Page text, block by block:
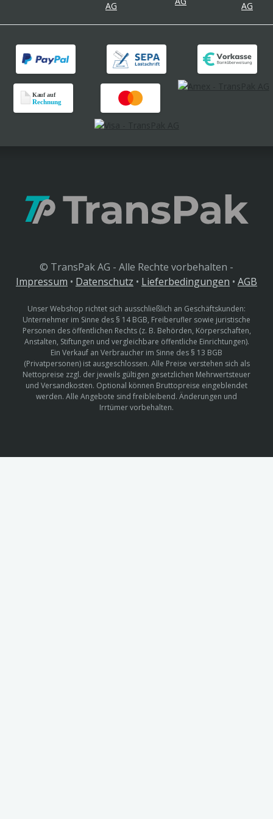
© TransPak AG - Alle Rechte vorbehalten -
Impressum • Datenschutz • Lieferbedingungen • AGB
Unser Webshop richtet sich ausschließlich an Geschäftskunden:
Unternehmer im Sinne des § 14 BGB, Freiberufler sowie juristische
Personen des öffentlichen Rechts (z. B. Behörden, Körperschaften,
Anstalten, Stiftungen und vergleichbare öffentliche Einrichtungen).
Ein Verkauf an Verbraucher im Sinne des § 13 BGB
(Privatpersonen) ist ausgeschlossen. Alle Preise verstehen sich als
Nettopreise zzgl. der jeweils gültigen gesetzlichen Mehrwertsteuer
und Versandkosten. Optional können Bruttopreise eingeblendet
werden. Alle Angebote sind freibleibend. Änderungen und
Irrtümer vorbehalten.